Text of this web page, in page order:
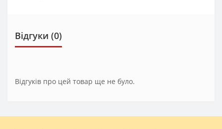
Відгуки (0)
Відгуків про цей товар ще не було.